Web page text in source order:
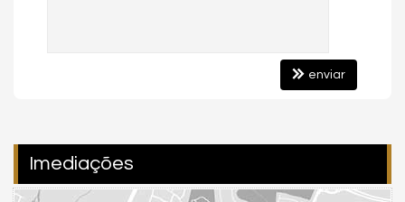
enviar
Imediações